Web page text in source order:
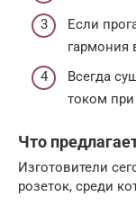
Если
гармония
Всегда
током
Что
Изготовители
розеток, среди